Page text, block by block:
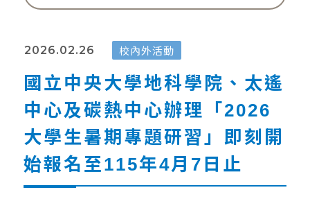
2026.02.26 校內外活動
國立中央大學地科學院、太遙
中心及碳熱中心辦理「2026
大學生暑期專題研習」即刻開
始報名至115年4月7日止